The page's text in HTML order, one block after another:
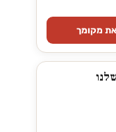
מקומך